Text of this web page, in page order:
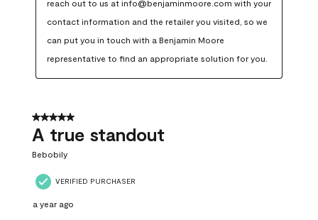
reach out to us at info@benjaminmoore.com with your
contact information and the retailer you visited, so we
can put you in touch with a Benjamin Moore
representative to find an appropriate solution for you.
5 out of 5 stars.
A true standout
Bebobily
VERIFIED PURCHASER
a year ago